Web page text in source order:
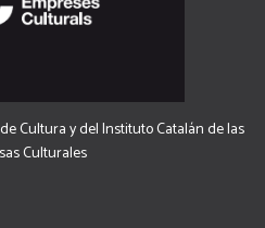
Cultura y del Instituto Catalán de las
Culturales